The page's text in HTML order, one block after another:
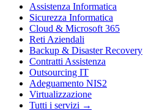
Assistenza Informatica
Sicurezza Informatica
Cloud & Microsoft 365
Reti Aziendali
Backup & Disaster Recovery
Contratti Assistenza
Outsourcing IT
Adeguamento NIS2
Virtualizzazione
Tutti i servizi →